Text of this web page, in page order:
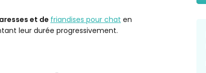
et de friandises pour chat en
leur durée progressivement.